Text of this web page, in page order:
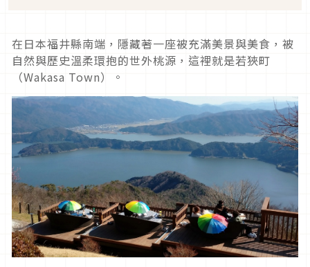
在日本福井縣南端，隱藏著一座被充滿美景與美食，被
自然與歷史溫柔環抱的世外桃源，這裡就是若狹町
（Wakasa Town）。